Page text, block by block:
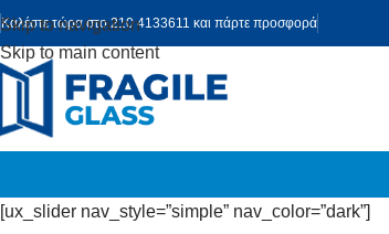
Skip to navigation
Skip to main content
Καλέστε τώρα στο 210 4133611 και πάρτε προσφορά
[ux_slider nav_style=”simple” nav_color=”dark”]